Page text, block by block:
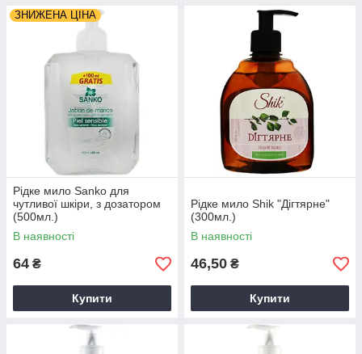
ЗНИЖЕНА ЦІНА
Рідке мило Sanko для
чутливої шкіри, з дозатором
(500мл.)
В наявності
64 ₴
Купити
Рідке мило Shik "Дігтярне"
(300мл.)
В наявності
46,50 ₴
Купити